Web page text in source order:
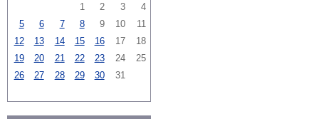
1
2 3
4
5
6 7 8 9 10
11
12
13 14 15 16 17
18
19
20 21 22 23 24
25
26
27 28 29 30 31